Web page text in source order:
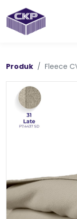
Produk Fleece